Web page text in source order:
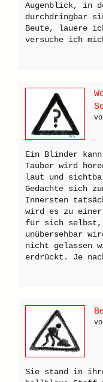
Augenblick, in
durchdringbar
Beute, lauere
versuche ich
Ein Blinder
Tauber wird
laut und
Gedachte sich
Innersten
wird es zu
für sich selbst,
unübersehbar
nicht gelassen
erdrückt. Je
Sie stand in